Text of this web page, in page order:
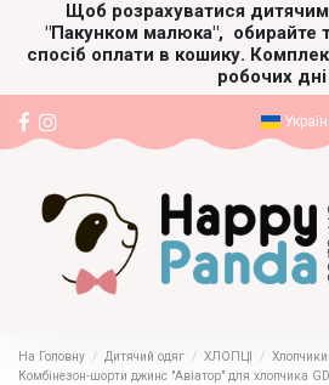
Щоб розрахуватися
"Пакунком малюка", обирайте
спосіб оплати в кошику.
робочих дні
На Головну Дитячий одяг ХЛОПЦІ
Комбінезон-шорти джинс "Авіатор" для хлопчика